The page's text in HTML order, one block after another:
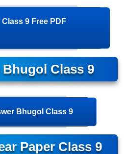
9 Free PDF
Class 9
Bhugol Class 9
Paper Class 9